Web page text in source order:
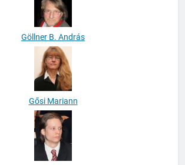
Göllner B. András
Gősi Mariann